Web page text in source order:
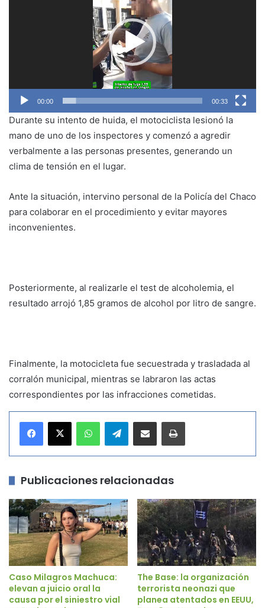
00:00 00:33
Durante su intento de huida, el motociclista lesionó la
mano de uno de los inspectores y comenzó a agredir
verbalmente a las personas presentes, generando un
clima de tensión en el lugar.
Ante la situación, intervino personal de la Policía del Chaco
para colaborar en el procedimiento y evitar mayores
inconvenientes.
Posteriormente, al realizarle el test de alcoholemia, el
resultado arrojó 1,85 gramos de alcohol por litro de sangre.
Finalmente, la motocicleta fue secuestrada y trasladada al
corralón municipal, mientras se labraron las actas
correspondientes por las infracciones cometidas.
Telegram
Publicaciones relacionadas
Caso Milagros Machuca:
elevan a juicio oral la
causa por el siniestro vial
The Base: la organización
terrorista neonazi que
planea atentados en EEUU,